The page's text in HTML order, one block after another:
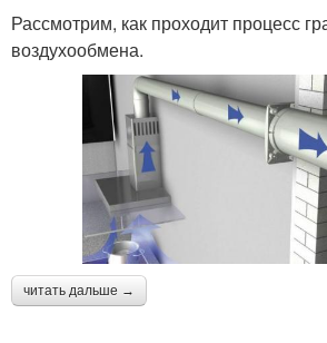
Рассмотрим, как проходит процесс
воздухообмена.
читать дальше →